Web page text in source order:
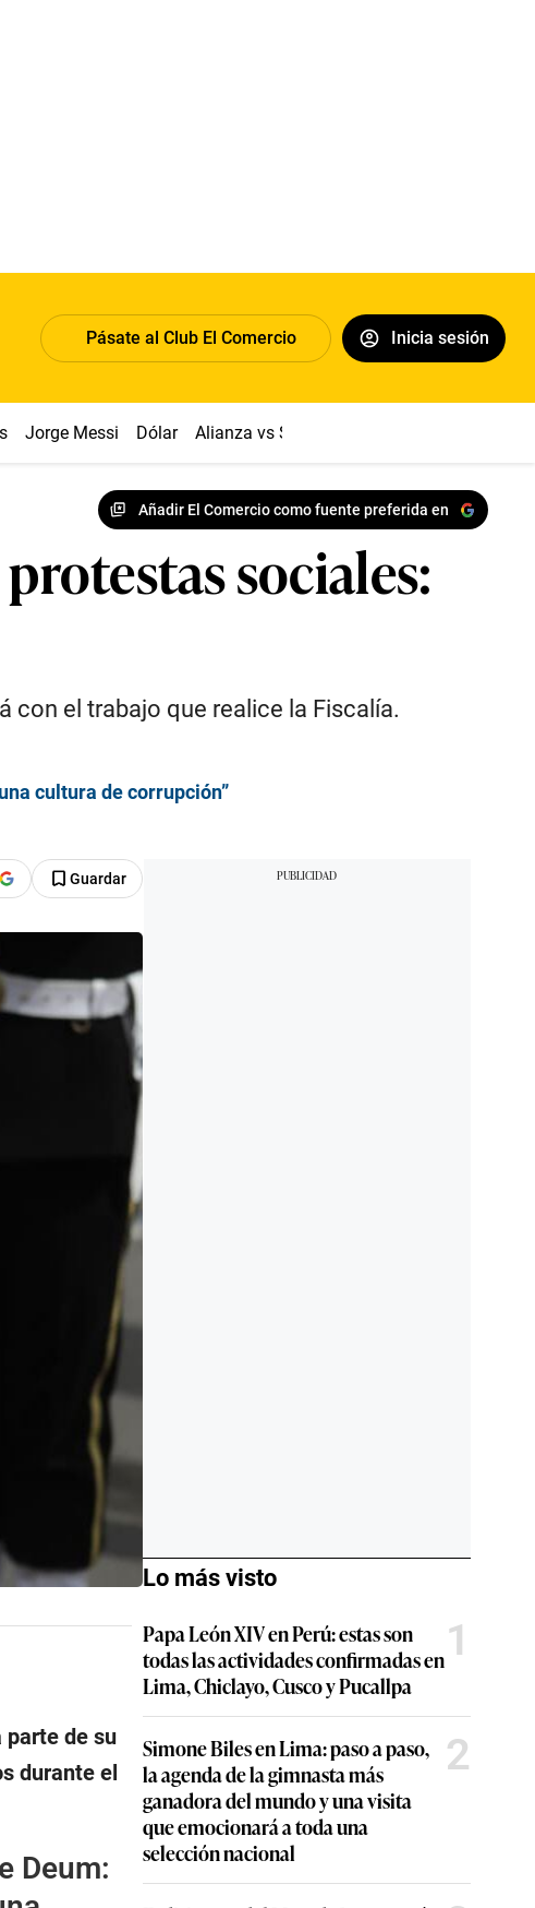
Pásate al Club El Comercio Inicia sesión
Jorge Messi Dólar Alianza vs Sport Boys
Añadir El Comercio como fuente preferida en
sociales:
con el trabajo que realice la Fiscalía.
cultura de corrupción”
Guardar
parte de su
durante el
Deum:
Lo más visto
Papa León XIV en Perú: estas son
todas las actividades confirmadas en
Lima, Chiclayo, Cusco y Pucallpa
1
Simone Biles en Lima: paso a paso,
la agenda de la gimnasta más
ganadora del mundo y una visita
que emocionará a toda una
selección nacional
2